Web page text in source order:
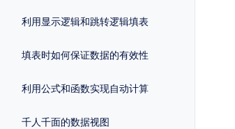
利用显示逻辑和跳转逻辑填表
填表时如何保证数据的有效性
利用公式和函数实现自动计算
千人千面的数据视图